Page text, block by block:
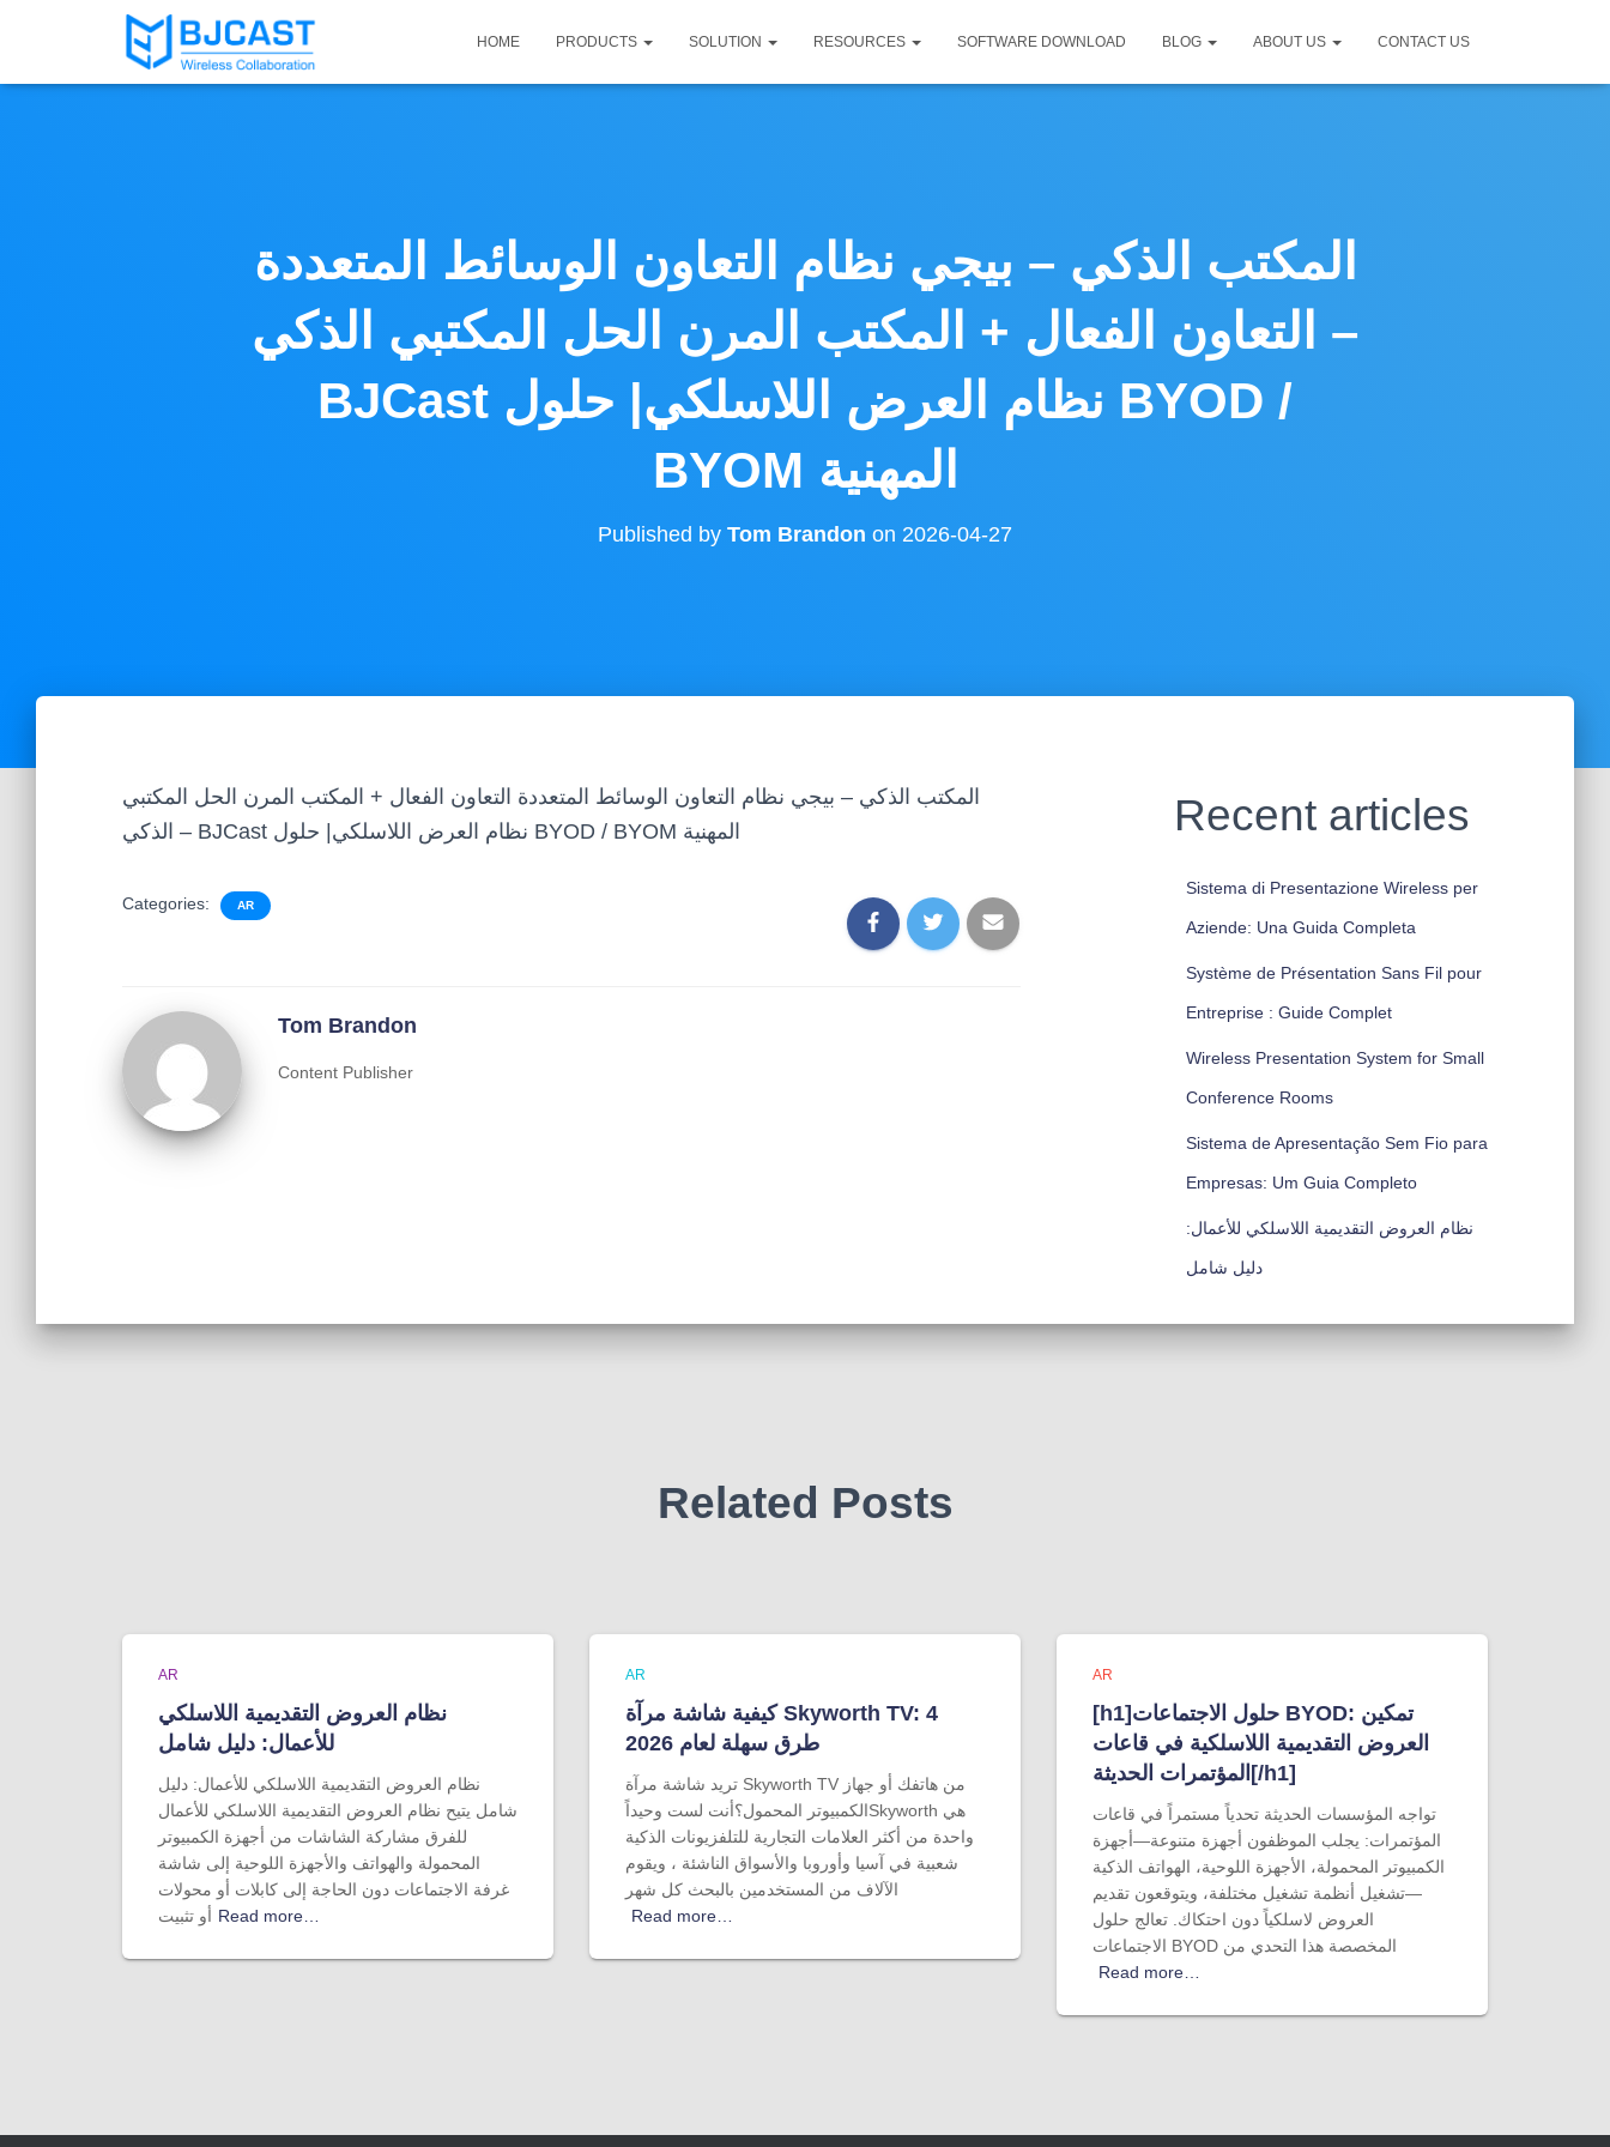
HOME PRODUCTS SOLUTION RESOURCES SOFTWARE DOWNLOAD BLOG ABOUT US CONTACT US
المكتب الذكي – بيجي نظام التعاون الوسائط المتعددة
التعاون الفعال + المكتب المرن الحل المكتبي الذكي –
BJCast نظام العرض اللاسلكي| حلول BYOD /
BYOM المهنية
Published by Tom Brandon on 2026-04-27
المكتب الذكي – بيجي نظام التعاون الوسائط المتعددة التعاون الفعال + المكتب المرن الحل المكتبي
الذكي – BJCast نظام العرض اللاسلكي| حلول BYOD / BYOM المهنية
Categories: AR
Tom Brandon
Content Publisher
Recent articles
Sistema di Presentazione Wireless per
Aziende: Una Guida Completa
Système de Présentation Sans Fil pour
Entreprise : Guide Complet
Wireless Presentation System for Small
Conference Rooms
Sistema de Apresentação Sem Fio para
Empresas: Um Guia Completo
نظام العروض التقديمية اللاسلكي للأعمال:
دليل شامل
Related Posts
AR
نظام العروض التقديمية اللاسلكي
للأعمال: دليل شامل
نظام العروض التقديمية اللاسلكي للأعمال: دليل
شامل يتيح نظام العروض التقديمية اللاسلكي للأعمال
للفرق مشاركة الشاشات من أجهزة الكمبيوتر
المحمولة والهواتف والأجهزة اللوحية إلى شاشة
غرفة الاجتماعات دون الحاجة إلى كابلات أو محولات
أو تثبيت Read more…
AR
كيفية شاشة مرآة Skyworth TV: 4
طرق سهلة لعام 2026
تريد شاشة مرآة Skyworth TV من هاتفك أو جهاز
الكمبيوتر المحمول؟أنت لست وحيداًSkyworth هي
واحدة من أكثر العلامات التجارية للتلفزيونات الذكية
شعبية في آسيا وأوروبا والأسواق الناشئة ، ويقوم
الآلاف من المستخدمين بالبحث كل شهر
Read more…
AR
[h1]حلول الاجتماعات BYOD: تمكين
العروض التقديمية اللاسلكية في قاعات
المؤتمرات الحديثة[/h1]
تواجه المؤسسات الحديثة تحدياً مستمراً في قاعات
المؤتمرات: يجلب الموظفون أجهزة متنوعة—أجهزة
الكمبيوتر المحمولة، الأجهزة اللوحية، الهواتف الذكية
—تشغيل أنظمة تشغيل مختلفة، ويتوقعون تقديم
العروض لاسلكياً دون احتكاك. تعالج حلول
الاجتماعات BYOD المخصصة هذا التحدي من
Read more…